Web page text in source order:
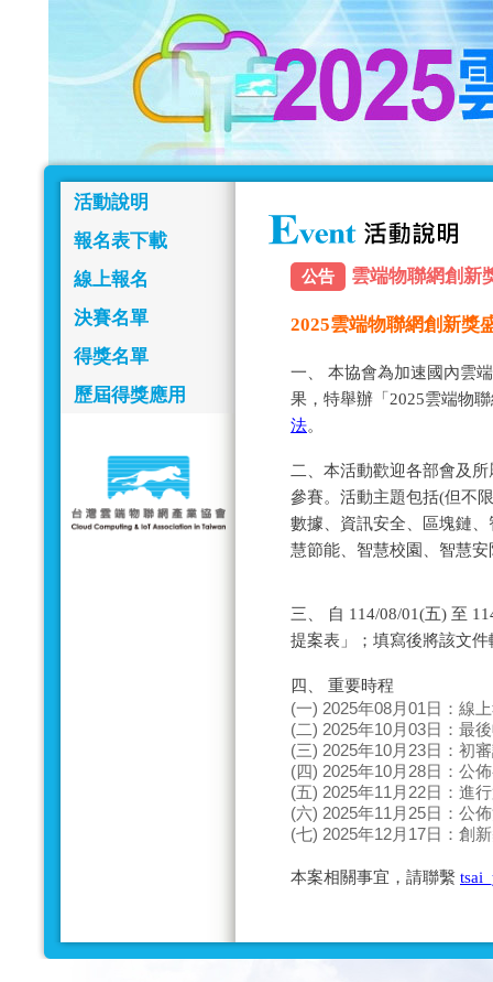
活動說明
報名表下載
線上報名
決賽名單
得獎名單
歷屆得獎應用
公告 雲端物聯網創新
2025雲端物聯網創新獎
一、 本協會為加速國內雲
果，特舉辦「2025雲端物
法。
二、本活動歡迎各部會及
參賽。活動主題包括(但不
數據、資訊安全、區塊鏈
慧節能、智慧校園、智慧
三、 自 114/08/01(五) 至
提案表」；填寫後將該文
四、 重要時程
(一) 2025年08月01日：線
(二) 2025年10月03日：最
(三) 2025年10月23日：初
(四) 2025年10月28日：公
(五) 2025年11月22日：進
(六) 2025年11月25日：公
(七) 2025年12月17日：創
本案相關事宜，請聯繫